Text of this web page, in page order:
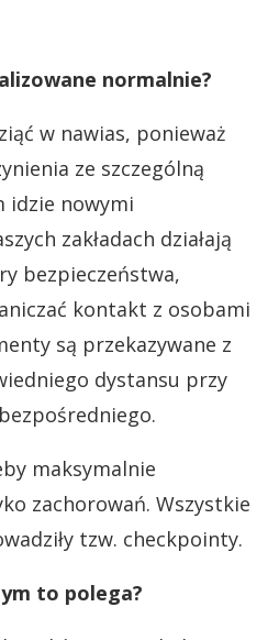
normalnie?
w nawias, ponieważ
ze szczególną
idzie nowymi
zakładach działają
bezpieczeństwa,
kontakt z osobami
są przekazywane z
dystansu przy
maksymalnie
zachorowań. Wszystkie
tzw. checkpointy.
to polega?